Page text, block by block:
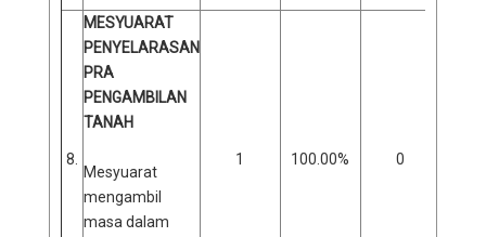
8.
MESYUARAT
PENYELARASAN
PRA
PENGAMBILAN
TANAH
Mesyuarat
mengambil
masa dalam
1 100.00% 0